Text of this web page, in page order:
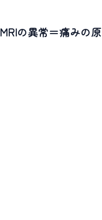
の異常＝痛みの